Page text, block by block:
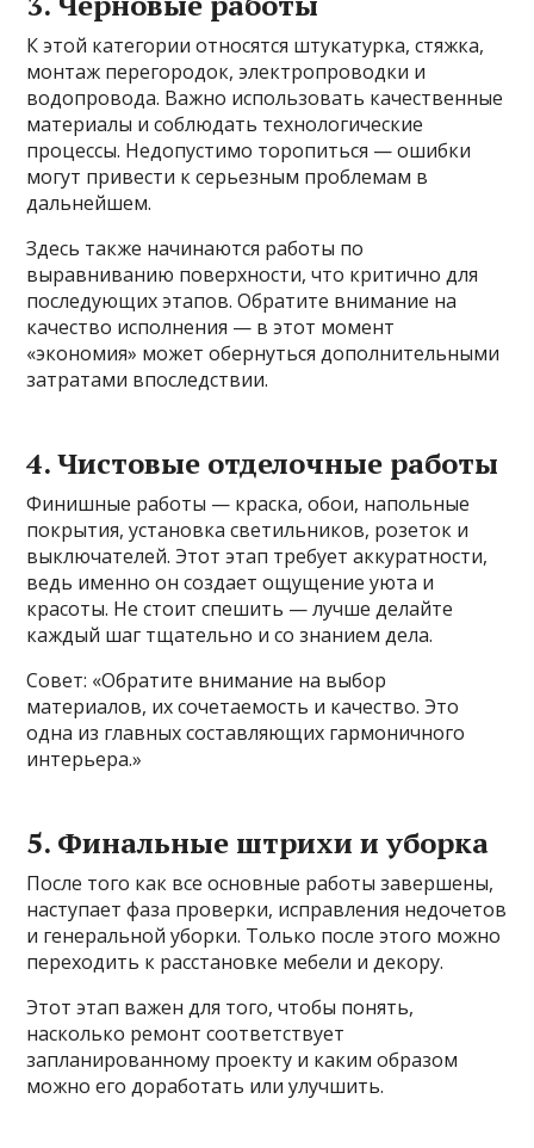
К этой категории относятся штукатурка, стяжка,
монтаж перегородок, электропроводки и
водопровода. Важно использовать качественные
материалы и соблюдать технологические
процессы. Недопустимо торопиться — ошибки
могут привести к серьезным проблемам в
дальнейшем.
Здесь также начинаются работы по
выравниванию поверхности, что критично для
последующих этапов. Обратите внимание на
качество исполнения — в этот момент
«экономия» может обернуться дополнительными
затратами впоследствии.
4. Чистовые отделочные работы
Финишные работы — краска, обои, напольные
покрытия, установка светильников, розеток и
выключателей. Этот этап требует аккуратности,
ведь именно он создает ощущение уюта и
красоты. Не стоит спешить — лучше делайте
каждый шаг тщательно и со знанием дела.
Совет: «Обратите внимание на выбор
материалов, их сочетаемость и качество. Это
одна из главных составляющих гармоничного
интерьера.»
5. Финальные штрихи и уборка
После того как все основные работы завершены,
наступает фаза проверки, исправления недочетов
и генеральной уборки. Только после этого можно
переходить к расстановке мебели и декору.
Этот этап важен для того, чтобы понять,
насколько ремонт соответствует
запланированному проекту и каким образом
можно его доработать или улучшить.